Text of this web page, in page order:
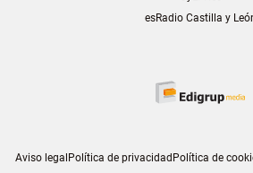
esRadio Castilla y
Aviso legalPolítica de privacidadPolítica de